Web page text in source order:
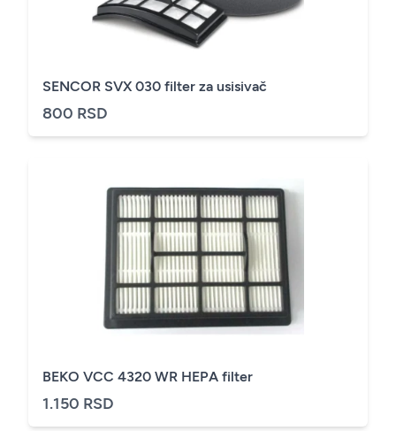
SENCOR SVX 030 filter za usisivač
800 RSD
BEKO VCC 4320 WR HEPA filter
1.150 RSD